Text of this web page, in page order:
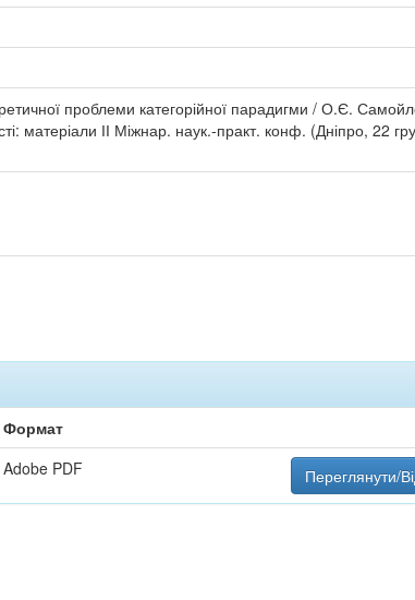
проблеми категорійної парадигми / О.Є.
матеріали ІІ Міжнар. наук.-практ. конф. (Дніпро, 22
Формат
Adobe PDF Переглянути/